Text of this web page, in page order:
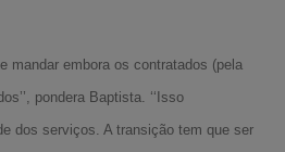
mandar embora os contratados (pela
pondera Baptista. ‘‘Isso
dos serviços. A transição tem que ser